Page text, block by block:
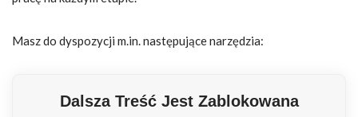
Masz do dyspozycji m.in. następujące narzędzia:
Dalsza Treść Jest Zablokowana